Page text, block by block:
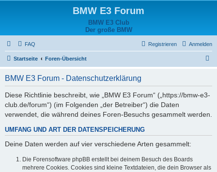
BMW E3 Forum
BMW E3 Club
Der große BMW
FAQ Anmelden
Registrieren
Startseite Foren-Übersicht
BMW E3 Forum - Datenschutzerklärung
Diese Richtlinie beschreibt, wie „BMW E3 Forum“ („https://bmw-e3-
club.de/forum“) (im Folgenden „der Betreiber“) die Daten
verwendet, die während deines Foren-Besuchs gesammelt werden.
UMFANG UND ART DER DATENSPEICHERUNG
Deine Daten werden auf vier verschiedene Arten gesammelt:
Die Forensoftware phpBB erstellt bei deinem Besuch des Boards
mehrere Cookies. Cookies sind kleine Textdateien, die dein Browser als